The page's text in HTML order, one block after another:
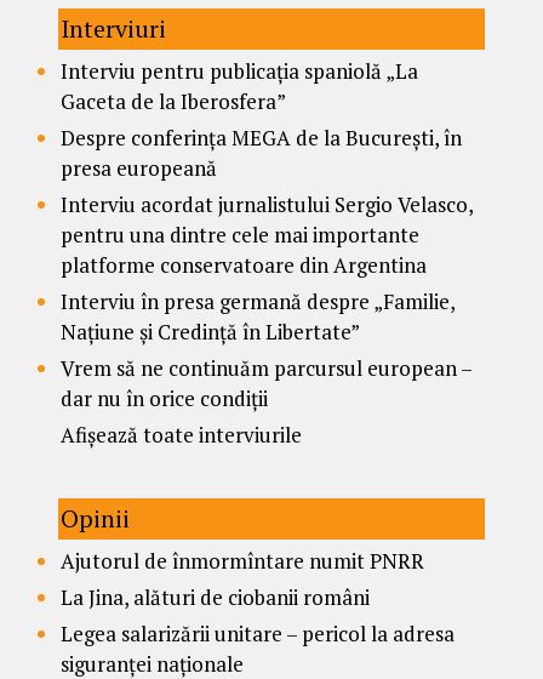
Interviuri
Interviu pentru publicația spaniolă „La
Gaceta de la Iberosfera”
Despre conferința MEGA de la București, în
presa europeană
Interviu acordat jurnalistului Sergio Velasco,
pentru una dintre cele mai importante
platforme conservatoare din Argentina
Interviu în presa germană despre „Familie,
Națiune și Credință în Libertate”
Vrem să ne continuăm parcursul european –
dar nu în orice condiții
Afișează toate interviurile
Opinii
Ajutorul de înmormîntare numit PNRR
La Jina, alături de ciobanii români
Legea salarizării unitare – pericol la adresa
siguranței naționale